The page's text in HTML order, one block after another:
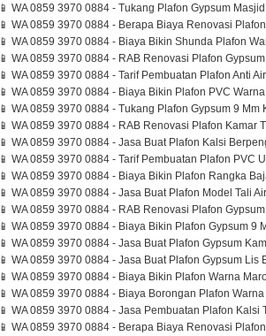
📱 WA 0859 3970 0884 - Tukang Plafon Gypsum
📱 WA 0859 3970 0884 - Berapa Biaya Renovasi
📱 WA 0859 3970 0884 - Biaya Bikin Shunda Plafon
📱 WA 0859 3970 0884 - RAB Renovasi Plafon
📱 WA 0859 3970 0884 - Tarif Pembuatan Plafon Anti
📱 WA 0859 3970 0884 - Biaya Bikin Plafon PVC
📱 WA 0859 3970 0884 - Tukang Plafon Gypsum 9
📱 WA 0859 3970 0884 - RAB Renovasi Plafon
📱 WA 0859 3970 0884 - Jasa Buat Plafon Kalsi
📱 WA 0859 3970 0884 - Tarif Pembuatan Plafon PVC
📱 WA 0859 3970 0884 - Biaya Bikin Plafon Rangka
📱 WA 0859 3970 0884 - Jasa Buat Plafon Model Tali
📱 WA 0859 3970 0884 - RAB Renovasi Plafon
📱 WA 0859 3970 0884 - Biaya Bikin Plafon Gypsum
📱 WA 0859 3970 0884 - Jasa Buat Plafon Gypsum
📱 WA 0859 3970 0884 - Jasa Buat Plafon Gypsum
📱 WA 0859 3970 0884 - Biaya Bikin Plafon Warna
📱 WA 0859 3970 0884 - Biaya Borongan Plafon
📱 WA 0859 3970 0884 - Jasa Pembuatan Plafon
📱 WA 0859 3970 0884 - Berapa Biaya Renovasi